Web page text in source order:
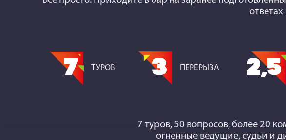
7 ТУРОВ 3 ПЕРЕРЫВА 2,5
7 туров, 50 вопросов, более 20
огненные ведущие, судьи и